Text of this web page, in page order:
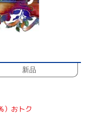
新品
）おトク